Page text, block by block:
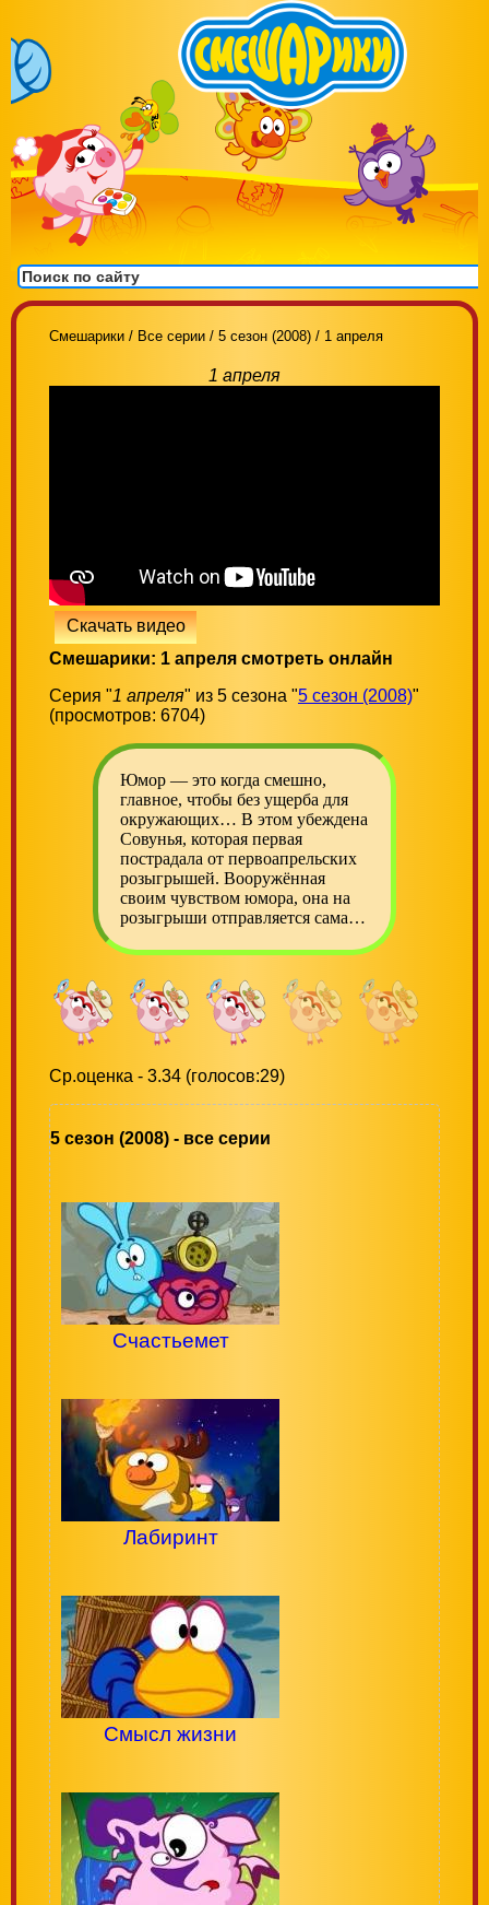
Смешарики / Все серии / 5 сезон (2008) / 1 апреля
1 апреля
Скачать видео
Смешарики: 1 апреля смотреть онлайн
Серия "1 апреля" из 5 сезона "5 сезон (2008)"
(просмотров: 6704)
Юмор — это когда смешно,
главное, чтобы без ущерба для
окружающих… В этом убеждена
Совунья, которая первая
пострадала от первоапрельских
розыгрышей. Вооружённая
своим чувством юмора, она на
розыгрыши отправляется сама…
Ср.оценка - 3.34 (голосов:29)
5 сезон (2008) - все серии
Счастьемет
Лабиринт
Смысл жизни